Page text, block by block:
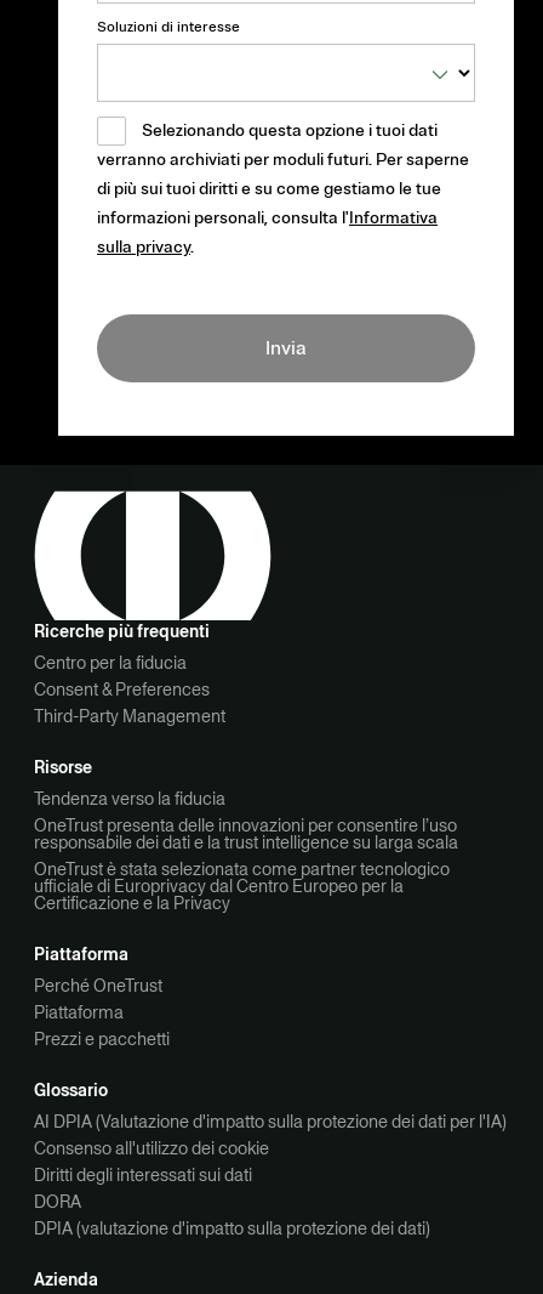
Soluzioni di interesse
Selezionando questa opzione i tuoi dati
verranno archiviati per moduli futuri. Per saperne
di più sui tuoi diritti e su come gestiamo le tue
informazioni personali, consulta l'Informativa
sulla privacy.
Invia
Ricerche più frequenti
Centro per la fiducia
Consent & Preferences
Third-Party Management
Risorse
Tendenza verso la fiducia
OneTrust presenta delle innovazioni per consentire l’uso
responsabile dei dati e la trust intelligence su larga scala
OneTrust è stata selezionata come partner tecnologico
ufficiale di Europrivacy dal Centro Europeo per la
Certificazione e la Privacy
Piattaforma
Perché OneTrust
Piattaforma
Prezzi e pacchetti
Glossario
AI DPIA (Valutazione d'impatto sulla protezione dei dati per l'IA)
Consenso all'utilizzo dei cookie
Diritti degli interessati sui dati
DORA
DPIA (valutazione d'impatto sulla protezione dei dati)
Azienda